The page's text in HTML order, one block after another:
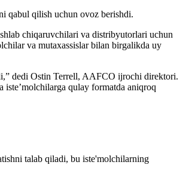
qabul qilish uchun ovoz berishdi.
chiqaruvchilari va distribyutorlari uchun
va mutaxassislar bilan birgalikda uy
dedi Ostin Terrell, AAFCO ijrochi direktori.
qulay formatda aniqroq
talab qiladi, bu iste'molchilarning